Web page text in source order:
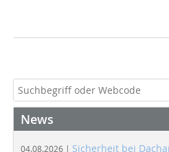
News
04.08.2026 | Sicherheit bei